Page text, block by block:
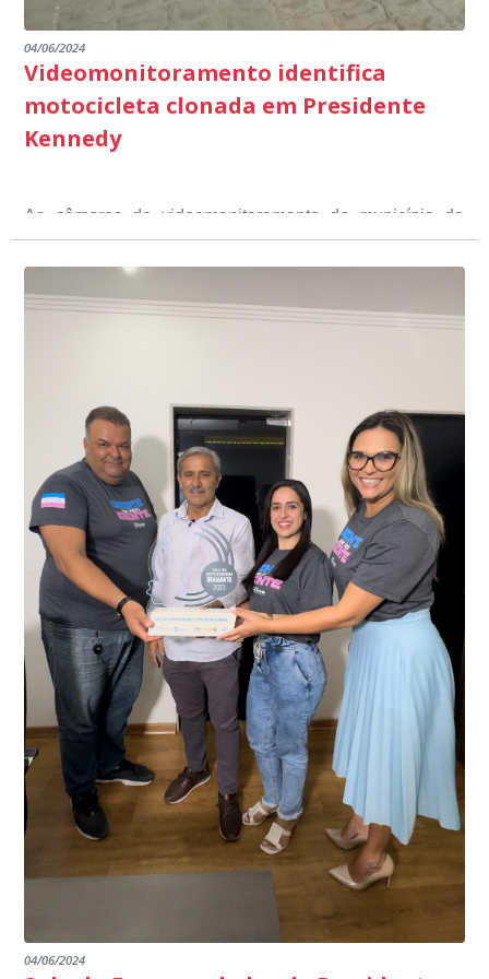
04/06/2024
Videomonitoramento identifica
motocicleta clonada em Presidente
Kennedy
As câmeras de videomonitoramento do município de
Presidente Kennedy identificaram neste fim de semana,
01 de junho, uma motocicleta com indícios de
adulteração, imediatamente, a central de
videomonitoramento acionou a Guarda Civil Municipal,
Durante a abordagem a adulteração foi comprovada,
através da conferência do Chassi, a motocicleta, bem
conta do sistema de videomonitoramento instalado
recentemente em todo o município de Presidente
Kennedy, o sistema é integrado com outros municípios
do país, sendo possível a identificação de veículos por
meio do cruzamento de informações, nesse caso
específico, com dados de uma cidade do Estado do Rio
de Janeiro.
“Mais de 100 câmeras foram instaladas na sede e no
interior de Presidente Kennedy, garantindo mais
segurança à população, seja nas ruas, no comércio, os
produtores agropecuários. Estamos no rumo certo,
parabéns a todos os servidores que contribuem para a
segurança da nossa cidade”, destaca o prefeito Dorlei
Fontão.
04/06/2024